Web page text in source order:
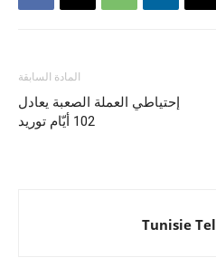
المادة السابقة
إحتياطي العملة الصعبة يعادل
102 أيّام توريد
Tunisie